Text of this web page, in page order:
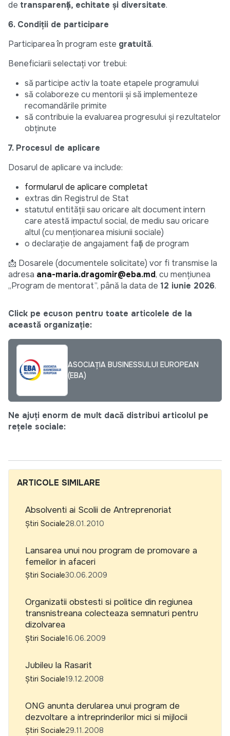
de transparență, echitate și diversitate.
6. Condiții de participare
Participarea în program este gratuită.
Beneficiarii selectați vor trebui:
să participe activ la toate etapele programului
să colaboreze cu mentorii și să implementeze
recomandările primite
să contribuie la evaluarea progresului și rezultatelor
obținute
7. Procesul de aplicare
Dosarul de aplicare va include:
formularul de aplicare completat
extras din Registrul de Stat
statutul entității sau oricare alt document intern
care atestă impactul social, de mediu sau oricare
altul (cu menționarea misiunii sociale)
o declarație de angajament față de program
📩 Dosarele (documentele solicitate) vor fi transmise la
adresa ana-maria.dragomir@eba.md, cu mențiunea
„Program de mentorat”, până la data de 12 iunie 2026.
Click pe ecuson pentru toate articolele de la
această organizație:
ASOCIAȚIA BUSINESSULUI EUROPEAN
(EBA)
Ne ajuți enorm de mult dacă distribui articolul pe
rețele sociale:
ARTICOLE SIMILARE
Absolventi ai Scolii de Antreprenoriat
Știri Sociale28.01.2010
Lansarea unui nou program de promovare a
femeilor in afaceri
Știri Sociale30.06.2009
Organizatii obstesti si politice din regiunea
transnistreana colecteaza semnaturi pentru
dizolvarea
Știri Sociale16.06.2009
Jubileu la Rasarit
Știri Sociale19.12.2008
ONG anunta derularea unui program de
dezvoltare a intreprinderilor mici si mijlocii
Știri Sociale29.11.2008